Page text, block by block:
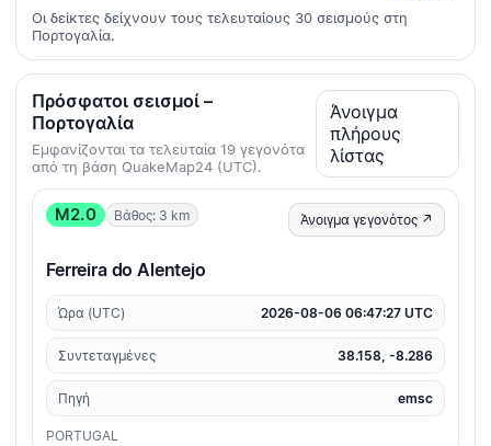
Οι δείκτες δείχνουν τους τελευταίους 30 σεισμούς στη
Πορτογαλία.
Πρόσφατοι σεισμοί –
Πορτογαλία
Εμφανίζονται τα τελευταία 19 γεγονότα
από τη βάση QuakeMap24 (UTC).
Άνοιγμα
πλήρους
λίστας
M2.0 Βάθος: 3 km Άνοιγμα γεγονότος ↗
Ferreira do Alentejo
Ώρα (UTC) 2026-08-06 06:47:27 UTC
Συντεταγμένες 38.158, -8.286
Πηγή emsc
PORTUGAL